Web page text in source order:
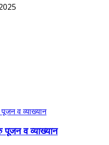
व व्याख्यान